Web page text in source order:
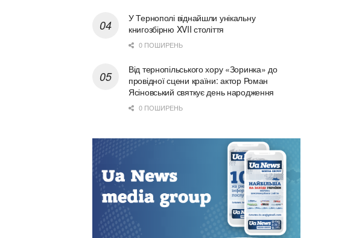
У Тернополі віднайшли унікальну
книгозбірню XVII століття
0 ПОШИРЕНЬ
Від тернопільського хору «Зоринка» до
провідної сцени країни: актор Роман
Ясіновський святкує день народження
0 ПОШИРЕНЬ